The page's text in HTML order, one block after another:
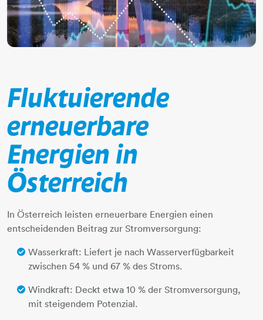
Fluktuierende
erneuerbare
Energien in
Österreich
In Österreich leisten erneuerbare Energien einen
entscheidenden Beitrag zur Stromversorgung:
Wasserkraft: Liefert je nach Wasserverfügbarkeit
zwischen 54 % und 67 % des Stroms.
Windkraft: Deckt etwa 10 % der Stromversorgung,
mit steigendem Potenzial.